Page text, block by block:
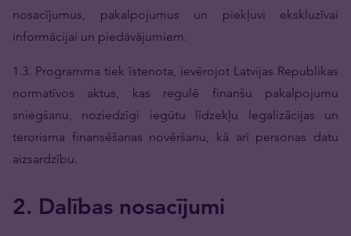
nosacījumus, pakalpojumus un piekļuvi ekskluzīvai
informācijai un piedāvājumiem.
1.3. Programma tiek īstenota, ievērojot Latvijas Republikas
normatīvos aktus, kas regulē finanšu pakalpojumu
sniegšanu, noziedzīgi iegūtu līdzekļu legalizācijas un
terorisma finansēšanas novēršanu, kā arī personas datu
aizsardzību.
2. Dalības nosacījumi